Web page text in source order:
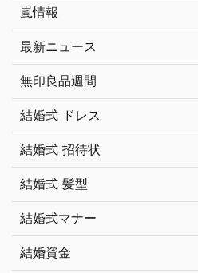
嵐情報
最新ニュース
無印良品週間
結婚式 ドレス
結婚式 招待状
結婚式 髪型
結婚式マナー
結婚資金